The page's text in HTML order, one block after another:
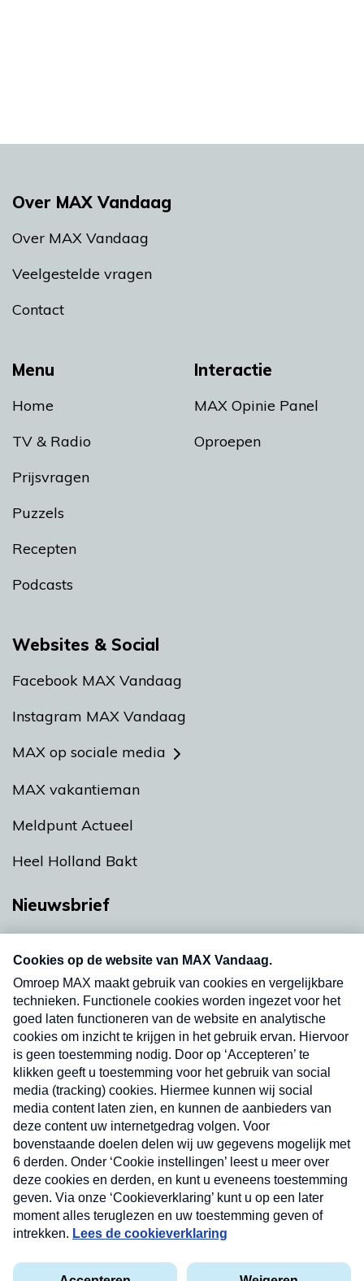
Menu
Home
TV & Radio
Prijsvragen
Puzzels
Recepten
Podcasts
Interactie
MAX Opinie Panel
Oproepen
Over MAX Vandaag
Over MAX Vandaag
Veelgestelde vragen
Contact
Websites & Social
Facebook MAX Vandaag
Instagram MAX Vandaag
MAX op sociale media
MAX vakantieman
Meldpunt Actueel
Heel Holland Bakt
Nieuwsbrief
nieuwsbrief. Elke vrijdag- en dinsdagochtend in
uw mailbox.
Verzend
Privacyverklaring
Cookieverklaring
Nieuwsbrief
Neem hier een gratis abonnement op onze
nieuwsbrief. Elke vrijdag- en dinsdagochtend in uw